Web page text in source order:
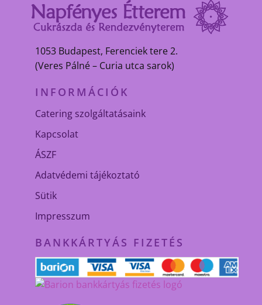
1053 Budapest, Ferenciek tere 2.
(Veres Pálné – Curia utca sarok)
INFORMÁCIÓK
Catering szolgáltatásaink
Kapcsolat
ÁSZF
Adatvédemi tájékoztató
Sütik
Impresszum
BANKKÁRTYÁS FIZETÉS